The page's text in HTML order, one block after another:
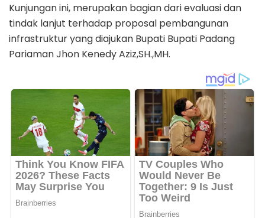
Kunjungan ini, merupakan bagian dari evaluasi dan
tindak lanjut terhadap proposal pembangunan
infrastruktur yang diajukan Bupati Bupati Padang
Pariaman Jhon Kenedy Aziz,SH.,MH.